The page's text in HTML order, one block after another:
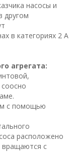
насосы и
другом
в категориях 2 А
агрегата:
с помощью
расположено
вращаются с